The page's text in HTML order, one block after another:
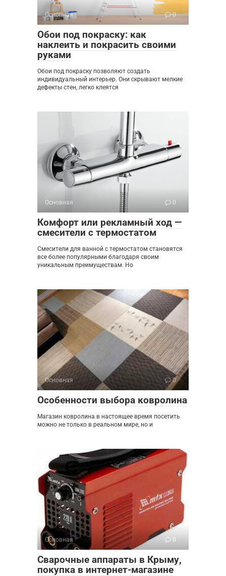
Основная 0
Обои под покраску: как
наклеить и покрасить своими
руками
Обои под покраску позволяют создать
индивидуальный интерьер. Они скрывают мелкие
дефекты стен, легко клеятся
Основная 0
Комфорт или рекламный ход —
смесители с термостатом
Смесители для ванной с термостатом становятся
все более популярными благодаря своим
уникальным преимуществам. Но
Основная 0
Особенности выбора ковролина
Магазин ковролина в настоящее время посетить
можно не только в реальном мире, но и
Основная 0
Сварочные аппараты в Крыму,
покупка в интернет-магазине